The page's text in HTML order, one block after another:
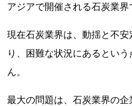
アジアで開催される石炭業
現在石炭業界は、動揺と不
り、困難な状況にあるとい
ん。
最大の問題は、石炭業界の